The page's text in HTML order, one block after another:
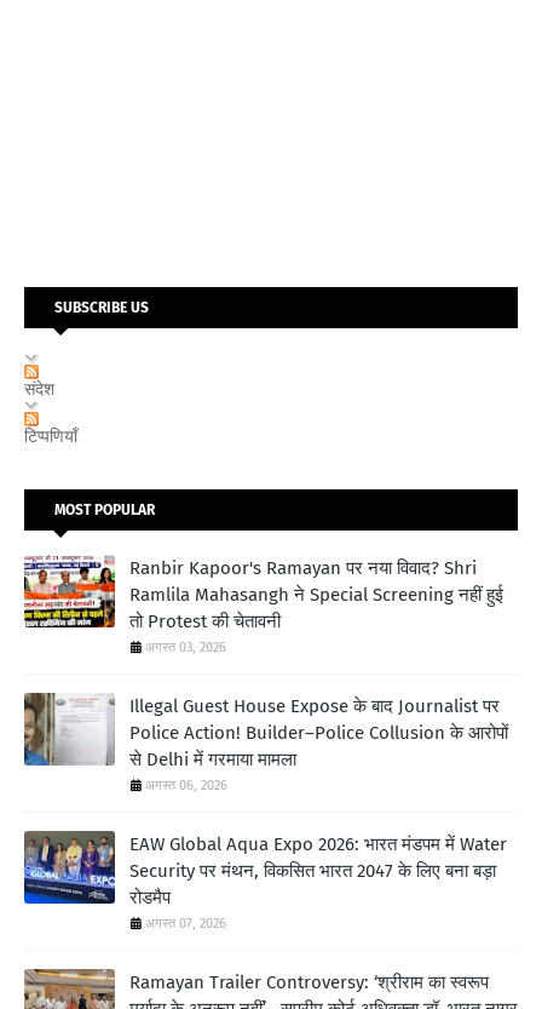
SUBSCRIBE US
संदेश
टिप्पणियाँ
MOST POPULAR
Ranbir Kapoor's Ramayan पर नया विवाद? Shri
Ramlila Mahasangh ने Special Screening नहीं हुई
तो Protest की चेतावनी
अगस्त 03, 2026
Illegal Guest House Expose के बाद Journalist पर
Police Action! Builder–Police Collusion के आरोपों
से Delhi में गरमाया मामला
अगस्त 06, 2026
EAW Global Aqua Expo 2026: भारत मंडपम में Water
Security पर मंथन, विकसित भारत 2047 के लिए बना बड़ा
रोडमैप
अगस्त 07, 2026
Ramayan Trailer Controversy: ‘श्रीराम का स्वरूप